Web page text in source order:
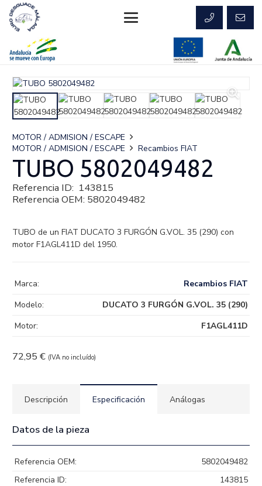
MOTOR / ADMISION / ESCAPE
MOTOR / ADMISION / ESCAPE
Recambios FIAT
TUBO 5802049482
Referencia ID: 143815
Referencia OEM: 5802049482
TUBO de un FIAT DUCATO 3 FURGÓN G.VOL. 35 (290) con
motor F1AGL411D del 1950.
72,95 € (IVA no incluído)
Marca:
Recambios FIAT
Modelo:
DUCATO 3 FURGÓN G.VOL. 35 (290)
Motor:
F1AGL411D
Descripción Especificación Análogas
Datos de la pieza
Referencia OEM:
5802049482
Referencia ID:
143815